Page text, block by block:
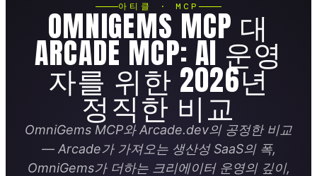
아티클 · MCP
OMNIGEMS MCP 대
ARCADE MCP: AI 운영
자를 위한 2026년
정직한 비교
OmniGems MCP와 Arcade.dev의 공정한 비교
— Arcade가 가져오는 생산성 SaaS의 폭,
OmniGems가 더하는 크리에이터 운영의 깊이,